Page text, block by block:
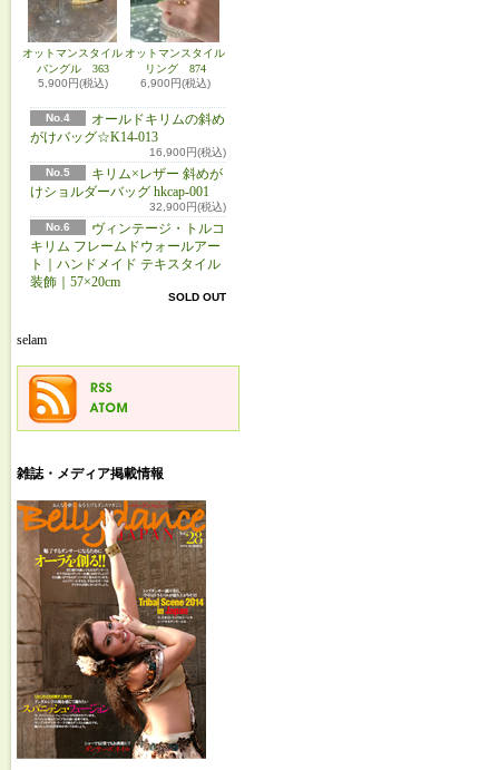
オットマンスタイル
バングル 363
5,900円(税込)
オットマンスタイル
リング 874
6,900円(税込)
No.4
オールドキリムの斜め
がけバッグ☆K14-013
16,900円(税込)
No.5
キリム×レザー 斜めが
けショルダーバッグ hkcap-001
32,900円(税込)
No.6
ヴィンテージ・トルコ
キリム フレームドウォールアー
ト｜ハンドメイド テキスタイル
装飾｜57×20cm
SOLD OUT
selam
雑誌・メディア掲載情報